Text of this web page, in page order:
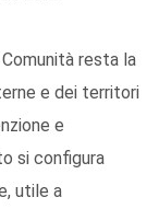
resta la
e dei territori
e
si configura
utile a